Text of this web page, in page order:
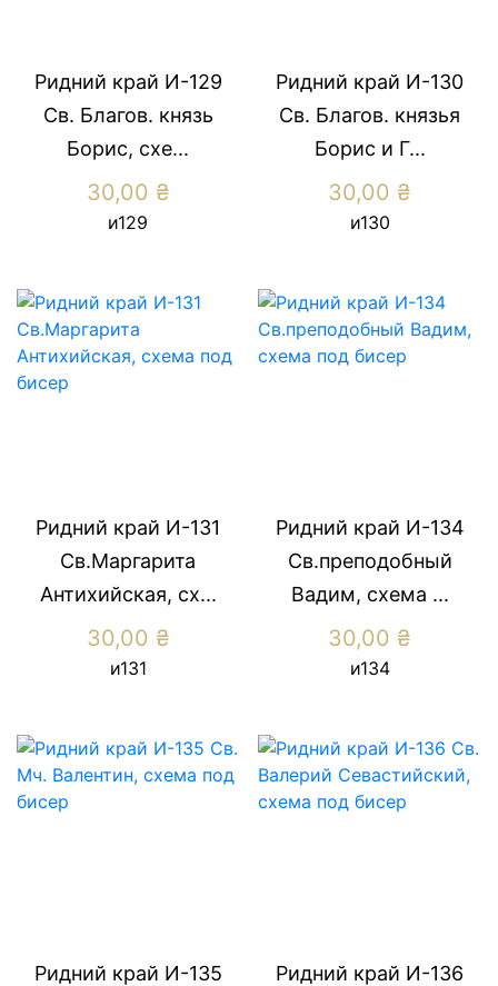
Ридний край И-129
Св. Благов. князь
Борис, схе...
30,00 ₴
и129
Ридний край И-130
Св. Благов. князья
Борис и Г...
30,00 ₴
и130
Ридний край И-131
Св.Маргарита
Антихийская, сх...
30,00 ₴
и131
Ридний край И-134
Св.преподобный
Вадим, схема ...
30,00 ₴
и134
Ридний край И-135
Ридний край И-136